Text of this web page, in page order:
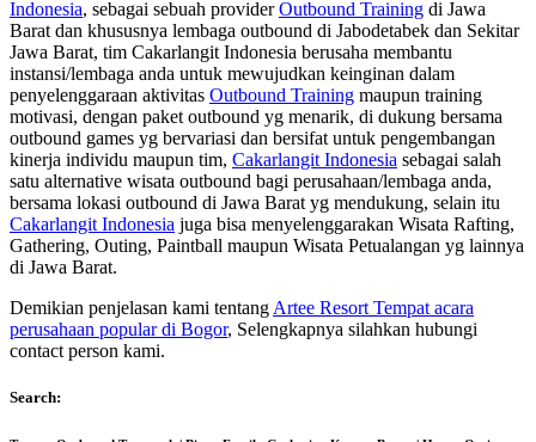
Indonesia, sebagai sebuah providerOutbound Training di Jawa
Barat dan khususnya lembaga outbound di Jabodetabek dan Sekitar
Jawa Barat, tim Cakarlangit Indonesia berusaha membantu
instansi/lembaga anda untuk mewujudkan keinginan dalam
penyelenggaraan aktivitas Outbound Training maupun training
motivasi, dengan paket outbound yg menarik, di dukung bersama
outbound games yg bervariasi dan bersifat untuk pengembangan
kinerja individu maupun tim, Cakarlangit Indonesia sebagai salah
satu alternative wisata outbound bagi perusahaan/lembaga anda,
bersama lokasi outbound di Jawa Barat yg mendukung, selain itu
Cakarlangit Indonesia juga bisa menyelenggarakan Wisata Rafting,
Gathering, Outing, Paintball maupun Wisata Petualangan yg lainnya
di Jawa Barat.
Demikian penjelasan kami tentang Artee Resort Tempat acara
perusahaan popular di Bogor, Selengkapnya silahkan hubungi
contact person kami.
Search: